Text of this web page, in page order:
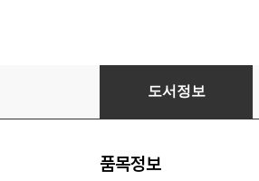
100억 젊은 부자들이 온다
도서정보
품목정보